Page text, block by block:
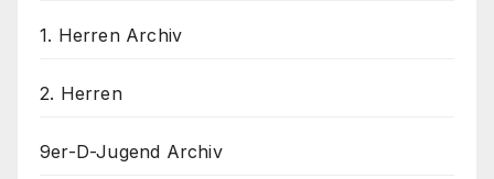
1. Herren Archiv
2. Herren
9er-D-Jugend Archiv